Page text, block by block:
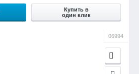
Купить в
один клик
06994